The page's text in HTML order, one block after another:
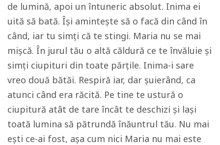
de lumină, apoi un întuneric absolut. Inima ei
uită să bată. Își amintește să o facă din când în
când, iar tu simți că te stingi. Maria nu se mai
mișcă. În jurul tău o altă căldură ce te învăluie și
simți ciupituri din toate părțile. Inima-i sare
vreo două bătăi. Respiră iar, dar șuierând, ca
atunci când era răcită. Pe tine te ustură o
ciupitură atât de tare încât te deschizi și lași
toată lumina să pătrundă înăuntrul tău. Nu mai
ești ce-ai fost, așa cum nici Maria nu mai este